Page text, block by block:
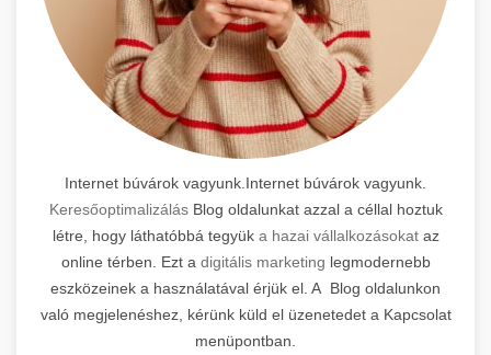
Internet búvárok vagyunk.Internet búvárok vagyunk.
KeresőoptimalizálásBlog oldalunkat azzal a céllal hoztuk
létre, hogy láthatóbbá tegyük a hazai vállalkozásokataz
online térben. Ezt a digitális marketing legmodernebb
eszközeinek a használatával érjük el. A Blog oldalunkon
való megjelenéshez, kérünk küld el üzenetedet a Kapcsolat
menüpontban.